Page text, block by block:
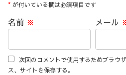
* が付いている欄は必須項目です
名前 ※ メール
次回のコメントで使用するためブラウ
ス、サイトを保存する。